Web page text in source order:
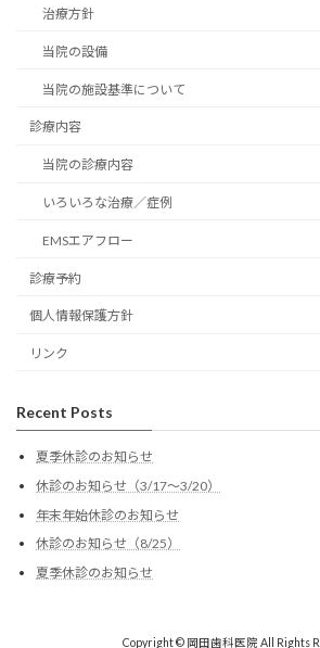
治療方針
当院の設備
当院の施設基準について
診療内容
当院の診療内容
いろいろな治療／症例
EMSエアフロー
診療予約
個人情報保護方針
リンク
Recent Posts
夏季休診のお知らせ
休診のお知らせ（3/17～3/20）
年末年始休診のお知らせ
休診のお知らせ（8/25）
夏季休診のお知らせ
Copyright © 岡田歯科医院 All Rights